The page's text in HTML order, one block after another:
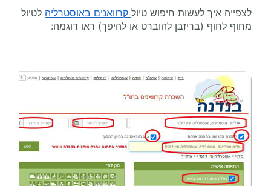
לצפייה איך לעשות חיפוש טיול קרוואנים באוסטרליה לטיול
מחוף לחוף (בריזבן להוברט או להיפך) ראו דוגמה: